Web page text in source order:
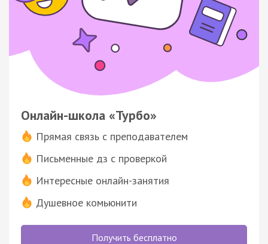
Онлайн-школа «Турбо»
Прямая связь с преподавателем
Письменные дз с проверкой
Интересные онлайн-занятия
Душевное комьюнити
Получить бесплатно